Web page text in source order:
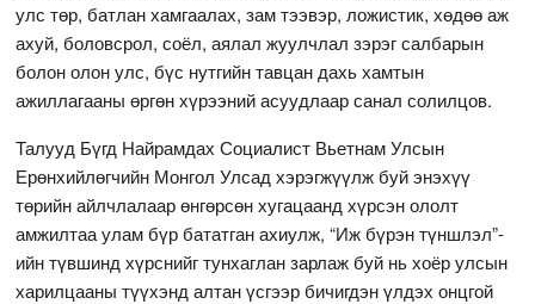
улс төр, батлан хамгаалах, зам тээвэр, ложистик, хөдөө аж
ахуй, боловсрол, соёл, аялал жуулчлал зэрэг салбарын
болон олон улс, бүс нутгийн тавцан дахь хамтын
ажиллагааны өргөн хүрээний асуудлаар санал солилцов.
Талууд Бүгд Найрамдах Социалист Вьетнам Улсын
Ерөнхийлөгчийн Монгол Улсад хэрэгжүүлж буй энэхүү
төрийн айлчлалаар өнгөрсөн хугацаанд хүрсэн ололт
амжилтаа улам бүр бататган ахиулж, “Иж бүрэн түншлэл”-
ийн түвшинд хүрснийг тунхаглан зарлаж буй нь хоёр улсын
харилцааны түүхэнд алтан үсгээр бичигдэн үлдэх онцгой